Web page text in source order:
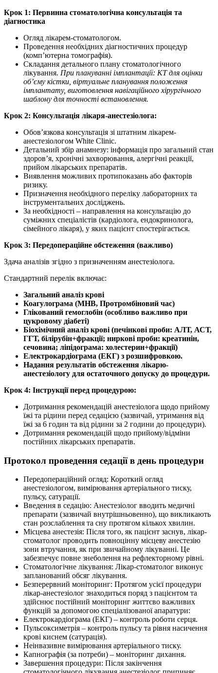
Крок 1: Первинна стоматологічна консультація та
діагностика
Огляд лікарем-стоматологом.
Проведення необхідних діагностичних процедур
(комп’ютерна томографія).
Складання детального плану стоматологічного
лікування. При плануванні імплантації: КТ для оцінки
об’єму кістки, віртуальне планування положення
імплантату, виготовлення навігаційного хірургічного
шаблону для точності встановлення.
Крок 2: Консультація лікаря-анестезіолога:
Обов’язкова консультація зі штатним лікарем-
анестезіологом White Clinic.
Детальний збір анамнезу: інформація про загальний стан
здоров’я, хронічні захворювання, алергічні реакції,
прийом лікарських препаратів.
Виявлення можливих протипоказань або факторів
ризику.
Призначення необхідного переліку лабораторних та
інструментальних досліджень.
За необхідності – направлення на консультацію до
суміжних спеціалістів (кардіолога, ендокринолога,
сімейного лікаря), у яких пацієнт спостерігається.
Крок 3: Передопераційне обстеження (важливо)
Здача аналізів згідно з призначенням анестезіолога.
Стандартний перелік включає:
Загальний аналіз крові
Коагулограма (МНВ, Протромбіновий час)
Глікований гемоглобін (особливо важливо при
цукровому діабеті)
Біохімічний аналіз крові (печінкові проби: АЛТ, АСТ,
ГГТ, білірубін+фракції; ниркові проби: креатинін,
сечовина; ліпідограма: холестерин+фракції)
Електрокардіограма (ЕКГ) з розшифровкою.
Надання результатів обстеження лікарю-
анестезіологу для остаточного допуску до процедури.
Крок 4: Інструкції перед процедурою:
Дотримання рекомендацій анестезіолога щодо прийому
їжі та рідини перед седацією (зазвичай, утримання від
їжі за 6 годин та від рідини за 2 години до процедури).
Дотримання рекомендацій щодо прийому/відміни
постійних лікарських препаратів.
Протокол проведення седації в день процедури
Передопераційний огляд: Короткий огляд
анестезіологом, вимірювання артеріального тиску,
пульсу, сатурації.
Введення в седацію: Анестезіолог вводить медичні
препарати (зазвичай внутрішньовенно), що викликають
стан розслаблення та сну протягом кількох хвилин.
Місцева анестезія: Після того, як пацієнт заснув, лікар-
стоматолог проводить повноцінну місцеву анестезію
зони втручання, як при звичайному лікуванні. Це
забезпечує повне знеболення на рефлекторному рівні.
Стоматологічне лікування: Лікар-стоматолог виконує
запланований обсяг лікування.
Безперервний моніторинг: Протягом усієї процедури
лікар-анестезіолог знаходиться поряд з пацієнтом та
здійснює постійний моніторинг життєво важливих
функцій за допомогою спеціалізованої апаратури:
Електрокардіограма (ЕКГ) – контроль роботи серця.
Пульсоксиметрія – контроль пульсу та рівня насичення
крові киснем (сатурація).
Неінвазивне вимірювання артеріального тиску.
Капнографія (за потреби) – моніторинг дихання.
Завершення процедури: Після закінчення